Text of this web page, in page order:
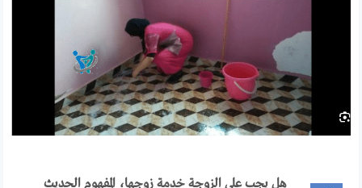
هل يجب على الزوجة خدمة زوجها، المفهوم الحديث